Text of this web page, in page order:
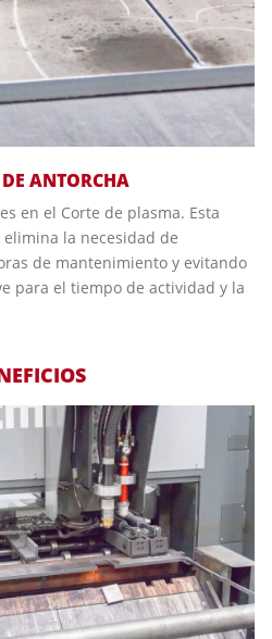
ANTORCHA
en el Corte de plasma. Esta
la necesidad de
de mantenimiento y evitando
para el tiempo de actividad y la